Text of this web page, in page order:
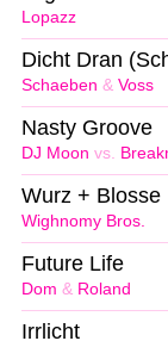
Lopazz
Schaeben & Voss
Dicht Dran
DJ Moon vs.
Nasty Groove
Wighnomy Bros.
Wurz + Blosse
Dom & Roland
Future Life
Irrlicht